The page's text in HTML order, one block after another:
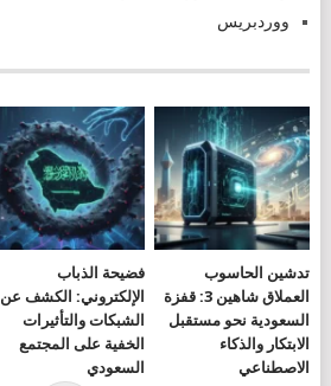
ووردبريس
تدشين الحاسوب
العملاق شاهين 3: قفزة
السعودية نحو مستقبل
الابتكار والذكاء
الاصطناعي
فضيحة الذباب
الإلكتروني: الكشف عن
الشبكات والتأثيرات
الخفية على المجتمع
السعودي